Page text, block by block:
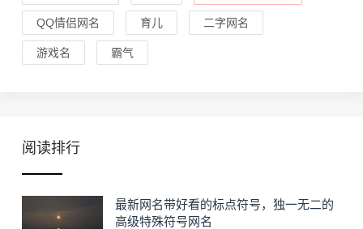
QQ情侣网名 育儿 二字网名
游戏名 霸气
阅读排行
最新网名带好看的标点符号，独一无二的
高级特殊符号网名